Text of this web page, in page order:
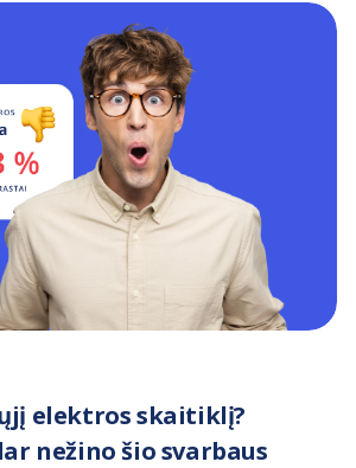
elektros skaitiklį?
nežino šio svarbaus